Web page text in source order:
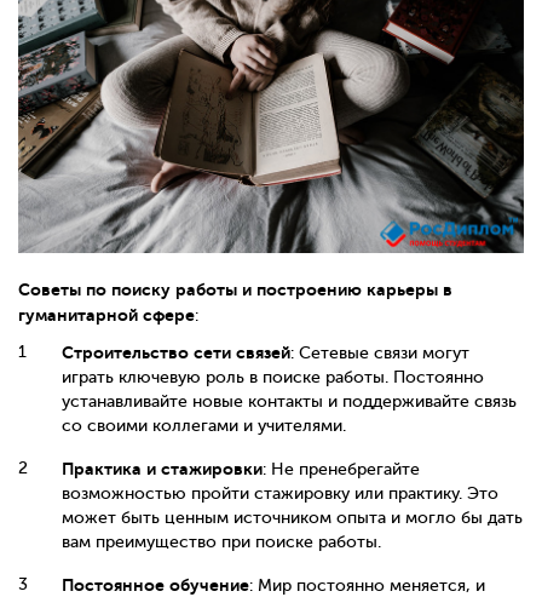
Советы по поиску работы и построению карьеры в
гуманитарной сфере:
Строительство сети связей: Сетевые связи могут
играть ключевую роль в поиске работы. Постоянно
устанавливайте новые контакты и поддерживайте связь
со своими коллегами и учителями.
Практика и стажировки: Не пренебрегайте
возможностью пройти стажировку или практику. Это
может быть ценным источником опыта и могло бы дать
вам преимущество при поиске работы.
Постоянное обучение: Мир постоянно меняется, и